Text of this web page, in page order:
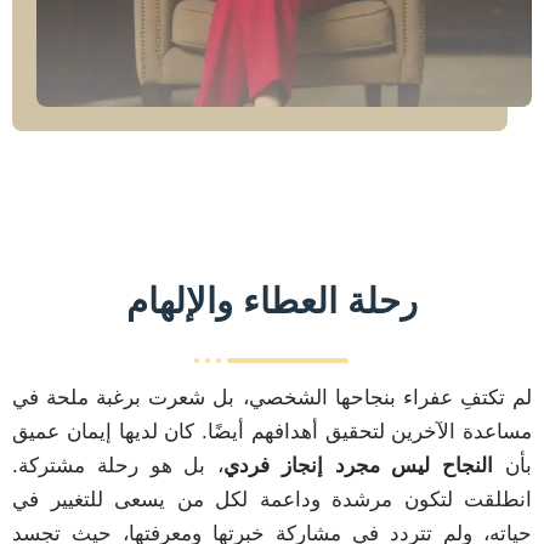
رحلة العطاء والإلهام
لم تكتفِ عفراء بنجاحها الشخصي، بل شعرت برغبة ملحة في
مساعدة الآخرين لتحقيق أهدافهم أيضًا. كان لديها إيمان عميق
بأن
النجاح ليس مجرد إنجاز فردي، بل هو رحلة مشتركة.
انطلقت لتكون مرشدة وداعمة لكل من يسعى للتغيير في
حياته، ولم تتردد في مشاركة خبرتها ومعرفتها، حيث تجسد